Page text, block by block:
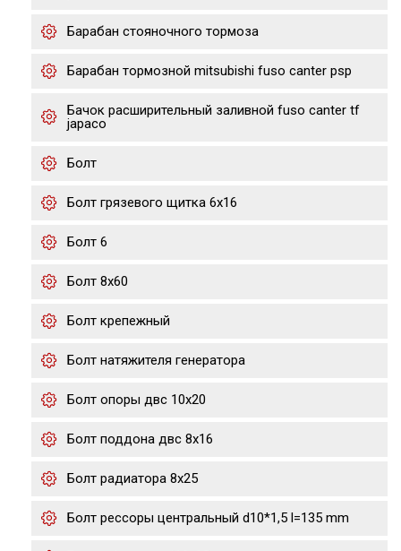
Барабан стояночного тормоза
Барабан тормозной mitsubishi fuso canter psp
Бачок расширительный заливной fuso canter tf
japaco
Болт
Болт грязевого щитка 6х16
Болт 6
Болт 8х60
Болт крепежный
Болт натяжителя генератора
Болт опоры двс 10х20
Болт поддона двс 8х16
Болт радиатора 8х25
Болт рессоры центральный d10*1,5 l=135 mm